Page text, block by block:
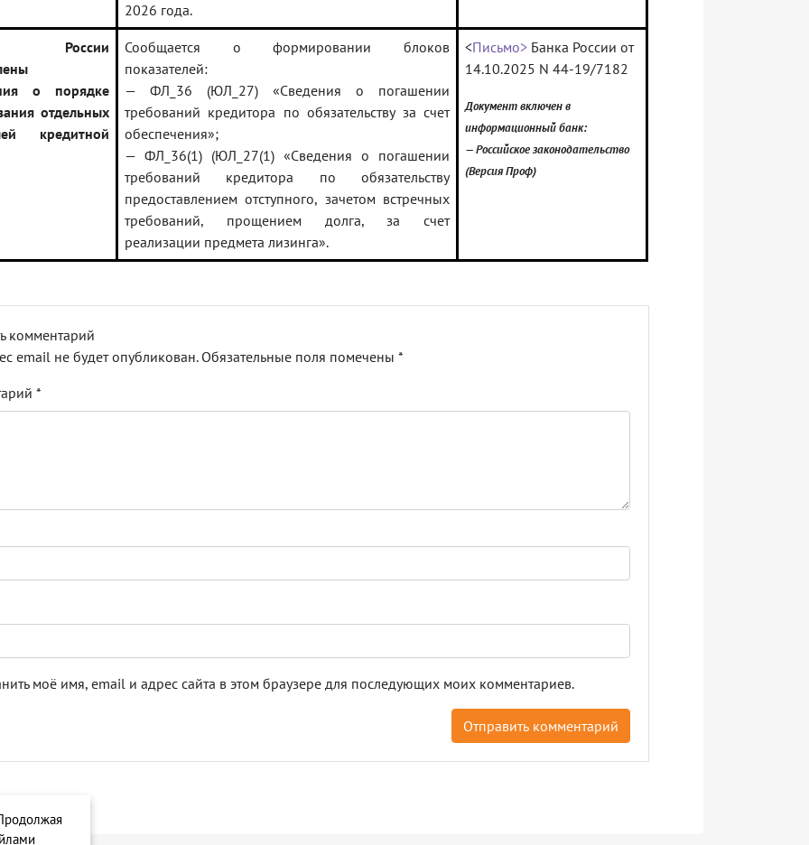
2026 года.
России
о порядке
отдельных
кредитной
Сообщается о формировании блоков
показателей:
— ФЛ_36 (ЮЛ_27) «Сведения о погашении
требований кредитора по обязательству за счет
обеспечения»;
— ФЛ_36(1) (ЮЛ_27(1) «Сведения о погашении
требований кредитора по обязательству
предоставлением отступного, зачетом встречных
требований, прощением долга, за счет
реализации предмета лизинга».
<Письмо> Банка России от
14.10.2025 N 44-19/7182
Документ включен в
информационный банк:
— Российское законодательство
(Версия Проф)
комментарий
email не будет опубликован. Обязательные поля помечены *
*
моё имя, email и адрес сайта в этом браузере для последующих моих комментариев.